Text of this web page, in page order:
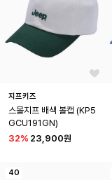
지프키즈
스몰지프 배색 볼캡 (KP5
GCU191GN)
32% 23,900원
40